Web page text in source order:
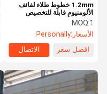
1.2mm خطوط طلاء لفائف
الألومنيوم قابلة للتخصيص
للفائف الألومنيوم / الفولاذ
MOQ:1
الأسعار:Personally
افضل سعر
الاتصال